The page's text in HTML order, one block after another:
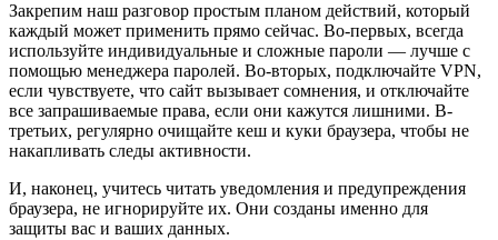
Закрепим наш разговор простым планом действий, который
каждый может применить прямо сейчас. Во-первых, всегда
используйте индивидуальные и сложные пароли — лучше с
помощью менеджера паролей. Во-вторых, подключайте VPN,
если чувствуете, что сайт вызывает сомнения, и отключайте
все запрашиваемые права, если они кажутся лишними. В-
третьих, регулярно очищайте кеш и куки браузера, чтобы не
накапливать следы активности.
И, наконец, учитесь читать уведомления и предупреждения
браузера, не игнорируйте их. Они созданы именно для
защиты вас и ваших данных.